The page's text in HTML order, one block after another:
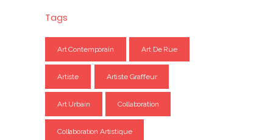
Tags
Art Contemporain Art De Rue
Artiste Artiste Graffeur
Art Urbain Collaboration
Collaboration Artistique